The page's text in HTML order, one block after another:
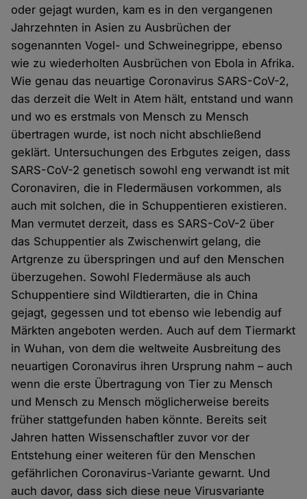
oder gejagt wurden, kam es in den vergangenen
Jahrzehnten in Asien zu Ausbrüchen der
sogenannten Vogel- und Schweinegrippe, ebenso
wie zu wiederholten Ausbrüchen von Ebola in Afrika.
Wie genau das neuartige Coronavirus SARS-CoV-2,
das derzeit die Welt in Atem hält, entstand und wann
und wo es erstmals von Mensch zu Mensch
übertragen wurde, ist noch nicht abschließend
geklärt. Untersuchungen des Erbgutes zeigen, dass
SARS-CoV-2 genetisch sowohl eng verwandt ist mit
Coronaviren, die in Fledermäusen vorkommen, als
auch mit solchen, die in Schuppentieren existieren.
Man vermutet derzeit, dass es SARS-CoV-2 über
das Schuppentier als Zwischenwirt gelang, die
Artgrenze zu überspringen und auf den Menschen
überzugehen. Sowohl Fledermäuse als auch
Schuppentiere sind Wildtierarten, die in China
gejagt, gegessen und tot ebenso wie lebendig auf
Märkten angeboten werden. Auch auf dem Tiermarkt
in Wuhan, von dem die weltweite Ausbreitung des
neuartigen Coronavirus ihren Ursprung nahm – auch
wenn die erste Übertragung von Tier zu Mensch
und Mensch zu Mensch möglicherweise bereits
früher stattgefunden haben könnte. Bereits seit
Jahren hatten Wissenschaftler zuvor vor der
Entstehung einer weiteren für den Menschen
gefährlichen Coronavirus-Variante gewarnt. Und
auch davor, dass sich diese neue Virusvariante